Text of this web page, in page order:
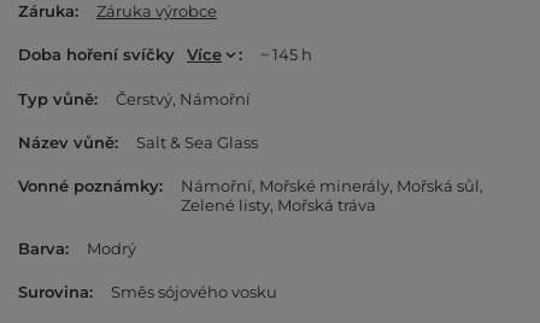
Záruka Záruka výrobce
Doba hoření svíčky Více ~ 145 h
Typ vůně Čerstvý Námořní
Název vůně Salt & Sea Glass
Vonné poznámky Námořní Mořské minerály Mořská sůl
Zelené listy Mořská tráva
Barva Modrý
Surovina Směs sójového vosku